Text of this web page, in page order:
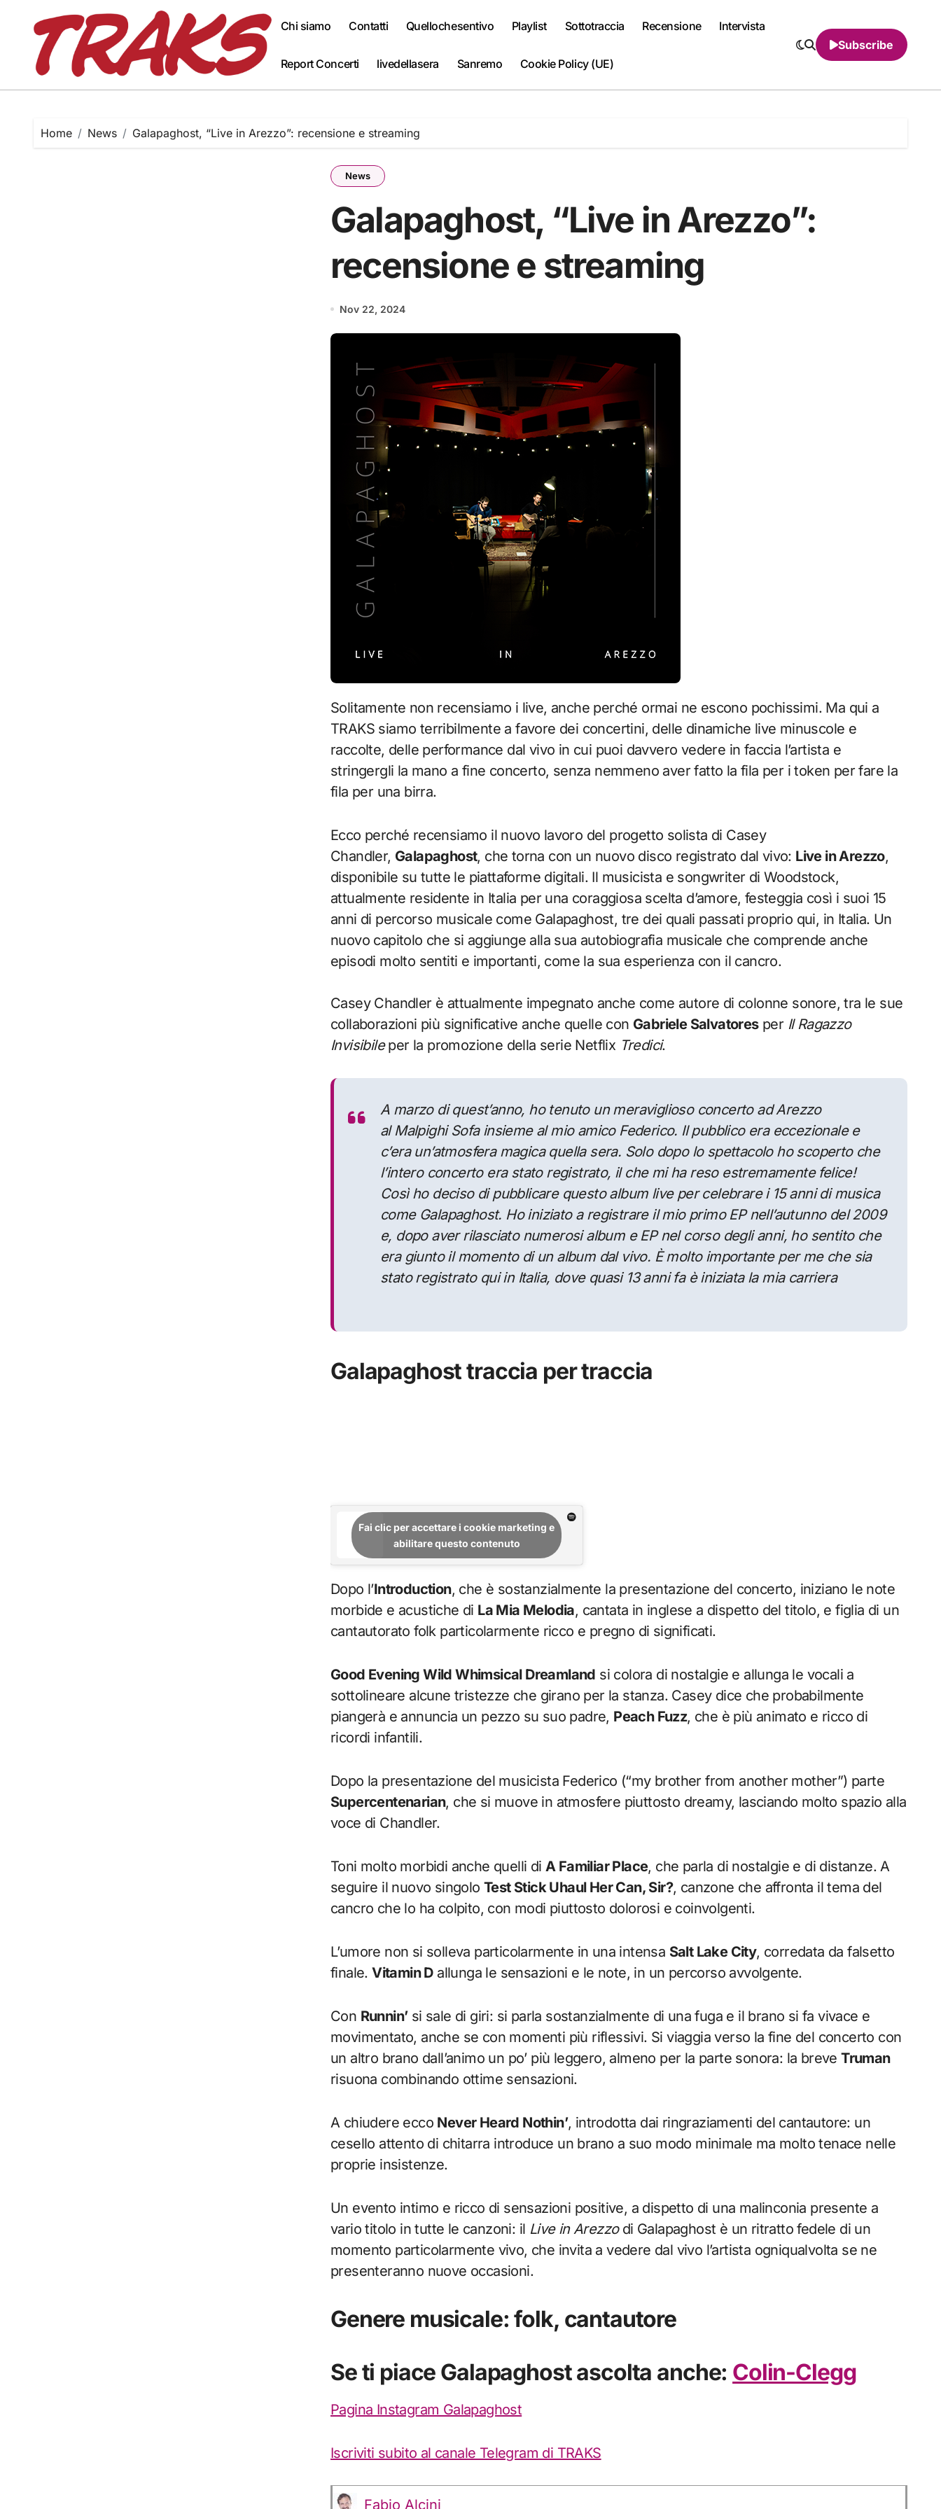
content
Chi siamo Contatti Quellochesentivo Playlist Sottotraccia Recensione Intervista
Report Concerti livedellasera Sanremo Cookie Policy (UE)
Subscribe
Home News Galapaghost, “Live in Arezzo”: recensione e streaming
News
Galapaghost, “Live in Arezzo”:
recensione e streaming
Nov 22, 2024
Solitamente non recensiamo i live, anche perché ormai ne escono pochissimi. Ma qui a
TRAKS siamo terribilmente a favore dei concertini, delle dinamiche live minuscole e
raccolte, delle performance dal vivo in cui puoi davvero vedere in faccia l’artista e
stringergli la mano a fine concerto, senza nemmeno aver fatto la fila per i token per fare la
fila per una birra.
Ecco perché recensiamo il nuovo lavoro del progetto solista di Casey
Chandler, Galapaghost, che torna con un nuovo disco registrato dal vivo: Live in Arezzo,
disponibile su tutte le piattaforme digitali. Il musicista e songwriter di Woodstock,
attualmente residente in Italia per una coraggiosa scelta d’amore, festeggia così i suoi 15
anni di percorso musicale come Galapaghost, tre dei quali passati proprio qui, in Italia. Un
nuovo capitolo che si aggiunge alla sua autobiografia musicale che comprende anche
episodi molto sentiti e importanti, come la sua esperienza con il cancro.
Casey Chandler è attualmente impegnato anche come autore di colonne sonore, tra le sue
collaborazioni più significative anche quelle con Gabriele Salvatoresper Il Ragazzo
Invisibileper la promozione della serie Netflix Tredici.
A marzo di quest’anno, ho tenuto un meraviglioso concerto ad Arezzo
al Malpighi Sofa insieme al mio amico Federico. Il pubblico era eccezionale e
c’era un’atmosfera magica quella sera. Solo dopo lo spettacolo ho scoperto che
l’intero concerto era stato registrato, il che mi ha reso estremamente felice!
Così ho deciso di pubblicare questo album live per celebrare i 15 anni di musica
come Galapaghost. Ho iniziato a registrare il mio primo EP nell’autunno del 2009
e, dopo aver rilasciato numerosi album e EP nel corso degli anni, ho sentito che
era giunto il momento di un album dal vivo. È molto importante per me che sia
stato registrato qui in Italia, dove quasi 13 anni fa è iniziata la mia carriera
Galapaghost traccia per traccia
Fai clic per accettare i cookie marketing e
abilitare questo contenuto
Dopo l’Introduction, che è sostanzialmente la presentazione del concerto, iniziano le note
morbide e acustiche di La Mia Melodia, cantata in inglese a dispetto del titolo, e figlia di un
cantautorato folk particolarmente ricco e pregno di significati.
Good Evening Wild Whimsical Dreamland si colora di nostalgie e allunga le vocali a
sottolineare alcune tristezze che girano per la stanza. Casey dice che probabilmente
piangerà e annuncia un pezzo su suo padre, Peach Fuzz, che è più animato e ricco di
ricordi infantili.
Dopo la presentazione del musicista Federico (“my brother from another mother”) parte
Supercentenarian, che si muove in atmosfere piuttosto dreamy, lasciando molto spazio alla
voce di Chandler.
Toni molto morbidi anche quelli di A Familiar Place, che parla di nostalgie e di distanze. A
seguire il nuovo singolo Test Stick Uhaul Her Can, Sir?, canzone che affronta il tema del
cancro che lo ha colpito, con modi piuttosto dolorosi e coinvolgenti.
L’umore non si solleva particolarmente in una intensa Salt Lake City, corredata da falsetto
finale.Vitamin Dallunga le sensazioni e le note, in un percorso avvolgente.
Con Runnin’si sale di giri: si parla sostanzialmente di una fuga e il brano si fa vivace e
movimentato, anche se con momenti più riflessivi. Si viaggia verso la fine del concerto con
un altro brano dall’animo un po’ più leggero, almeno per la parte sonora: la breveTruman
risuona combinando ottime sensazioni.
A chiudere ecco Never Heard Nothin’, introdotta dai ringraziamenti del cantautore: un
cesello attento di chitarra introduce un brano a suo modo minimale ma molto tenace nelle
proprie insistenze.
Un evento intimo e ricco di sensazioni positive, a dispetto di una malinconia presente a
vario titolo in tutte le canzoni: il Live in Arezzodi Galapaghost è un ritratto fedele di un
momento particolarmente vivo, che invita a vedere dal vivo l’artista ogniqualvolta se ne
presenteranno nuove occasioni.
Genere musicale: folk, cantautore
Se ti piace Galapaghost ascolta anche: Colin-Clegg
Pagina Instagram Galapaghost
Iscriviti subito al canale Telegram di TRAKS
Fabio Alcini